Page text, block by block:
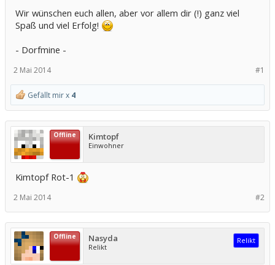
Wir wünschen euch allen, aber vor allem dir (!) ganz viel
Spaß und viel Erfolg!
- Dorfmine -
#1
2 Mai 2014
Gefällt mir x 4
Offline Kimtopf
Einwohner
Kimtopf Rot-1
#2
2 Mai 2014
Offline Nasyda
Relikt
Relikt